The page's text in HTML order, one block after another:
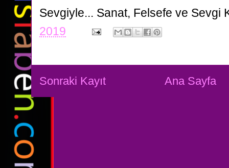
Sevgiyle... Sanat, Felsefe ve Sevgi
2019
Sonraki Kayıt Ana Sayfa